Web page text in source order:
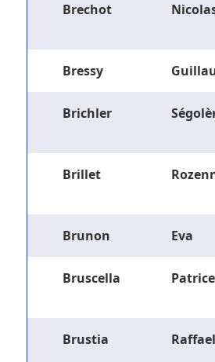
Brechot
Bressy
Brichler
Brillet
Brunon Eva
Bruscella Patrice
Brustia